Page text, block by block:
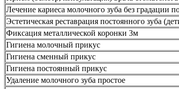
Лечение кариеса молочного зуба без градации
Эстетическая реставрация постоянного зуба
Фиксация металлической коронки 3м
Гигиена молочный прикус
Гигиена сменный прикус
Гигиена постоянный прикус
Удаление молочного зуба простое